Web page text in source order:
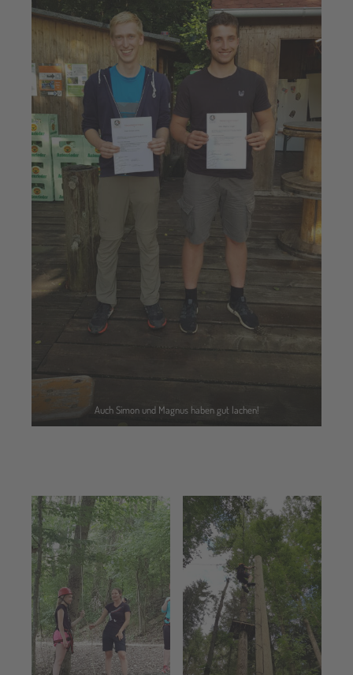
Auch Simon und Magnus haben gut lachen!